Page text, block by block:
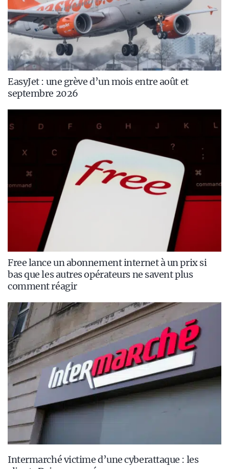
EasyJet : une grève d’un mois entre août et
septembre 2026
Free lance un abonnement internet à un prix si
bas que les autres opérateurs ne savent plus
comment réagir
Intermarché victime d’une cyberattaque : les